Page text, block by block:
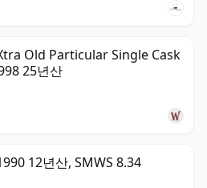
Old Particular Single Cask
25년산
12년산, SMWS 8.34